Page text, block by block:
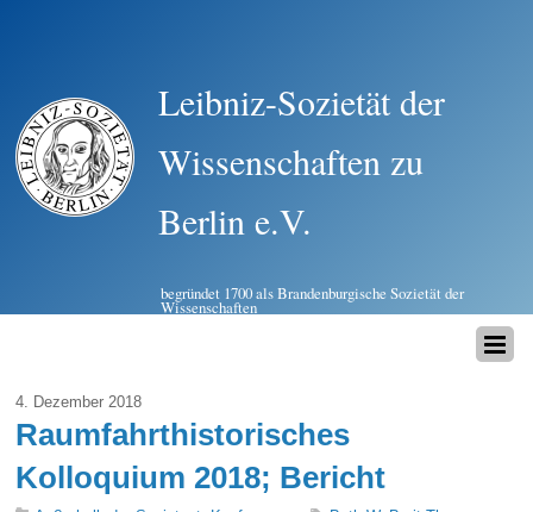
Leibniz-Sozietät der
Wissenschaften zu
Berlin e.V.
begründet 1700 als Brandenburgische Sozietät der
Wissenschaften
4. Dezember 2018
Raumfahrthistorisches
Kolloquium 2018; Bericht